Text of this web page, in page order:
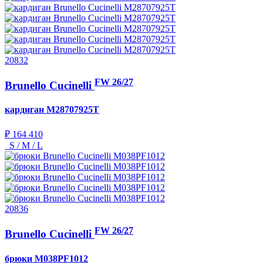
20832
Brunello Cucinelli FW 26/27
кардиган M28707925T
₽ 164 410
S / M / L
20836
Brunello Cucinelli FW 26/27
брюки M038PF1012